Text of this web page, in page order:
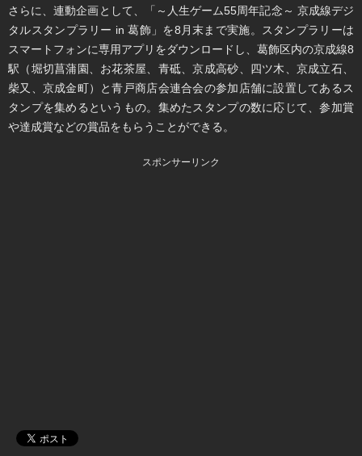
さらに、連動企画として、「～人生ゲーム55周年記念～ 京成線デジ
タルスタンプラリー in 葛飾」を8月末まで実施。スタンプラリーは
スマートフォンに専用アプリをダウンロードし、葛飾区内の京成線8
駅（堀切菖蒲園、お花茶屋、青砥、京成高砂、四ツ木、京成立石、
柴又、京成金町）と青戸商店会連合会の参加店舗に設置してあるス
タンプを集めるというもの。集めたスタンプの数に応じて、参加賞
や達成賞などの賞品をもらうことができる。
スポンサーリンク